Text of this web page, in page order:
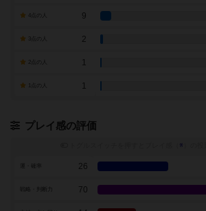
9
2
1
1
プレイ感の評価
※
26
戦略・判断力 70